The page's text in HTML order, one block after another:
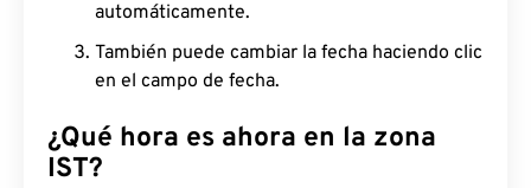
automáticamente.
También puede cambiar la fecha haciendo clic
en el campo de fecha.
¿Qué hora es ahora en la zona
IST?